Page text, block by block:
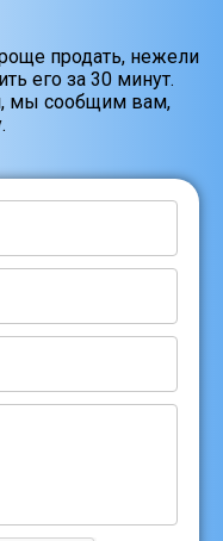
продать, нежели
его за 30 минут.
мы сообщим вам,